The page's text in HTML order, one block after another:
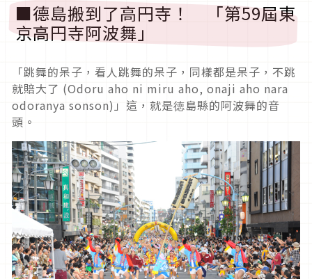
■德島搬到了高円寺！ 「第59屆東
京高円寺阿波舞」
「跳舞的呆子，看人跳舞的呆子，同樣都是呆子，不跳
就賠大了 (Odoru aho ni miru aho, onaji aho nara
odoranya sonson)」這，就是徳島縣的阿波舞的音
頭。